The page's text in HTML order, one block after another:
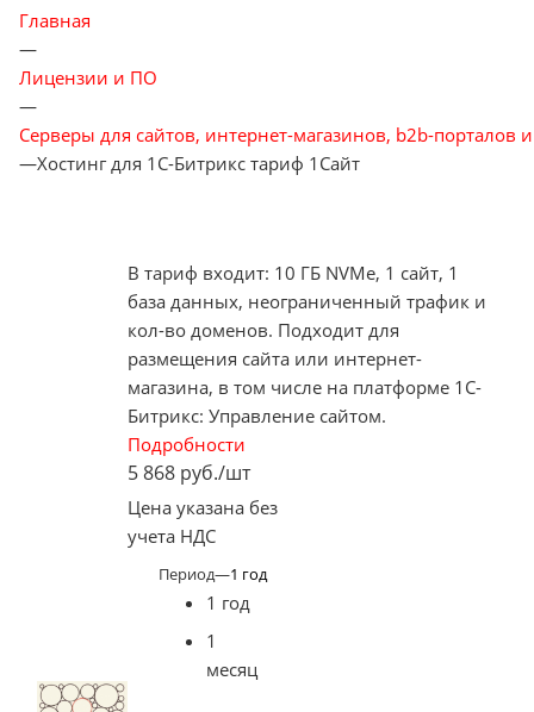
Главная
—
Лицензии и ПО
—
Серверы для сайтов, интернет-магазинов, b2b-порталов
—Хостинг для 1С-Битрикс тариф 1Сайт
В тариф входит: 10 ГБ NVMe, 1 сайт, 1
база данных, неограниченный трафик и
кол-во доменов. Подходит для
размещения сайта или интернет-
магазина, в том числе на платформе 1С-
Битрикс: Управление сайтом.
Подробности
5 868руб./шт
Цена указана без
учета НДС
Период—1 год
1 год
1
месяц